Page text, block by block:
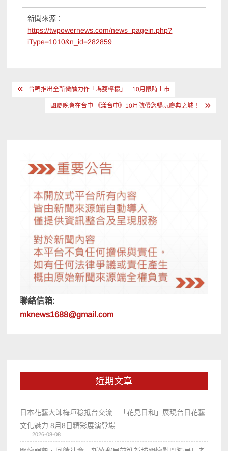
新聞來源：
https://twpowernews.com/news_pagein.php?
iType=1010&n_id=282859
文 台啤推出全新微醺力作「瑪荔檸檬」 10月限時上市
國慶晚會在台中 《漾台中》10月號帶您暢玩慶典之城！
聯絡信箱:
mknews1688@gmail.com
近期文章
日本花藝大師梅垣稔抵台交流 「花見日和」展現台日花藝
文化魅力 8月8日精彩展演登場
2026-08-08